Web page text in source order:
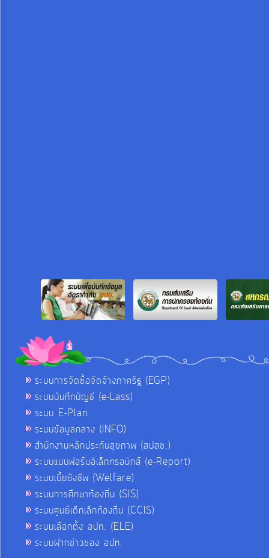
ระบบการจัดซื้อจัดจ้างภาครัฐ (EGP)
ระบบบันทึกบัญชี (e-Lass)
ระบบ E-Plan
ระบบข้อมูลกลาง (INFO)
สำนักงานหลักประกันสุขภาพ (สปสช.)
ระบบแบบฟอร์มอิเล็กทรอนิกส์ (e-Report)
ระบบเบี้ยยังชีพ (Welfare)
ระบบการศึกษาท้องถิ่น (SIS)
ระบบศูนย์เด็กเล็กท้องถิ่น (CCIS)
ระบบเลือกตั้ง อปท. (ELE)
ระบบฝากข่าวของ อปท.